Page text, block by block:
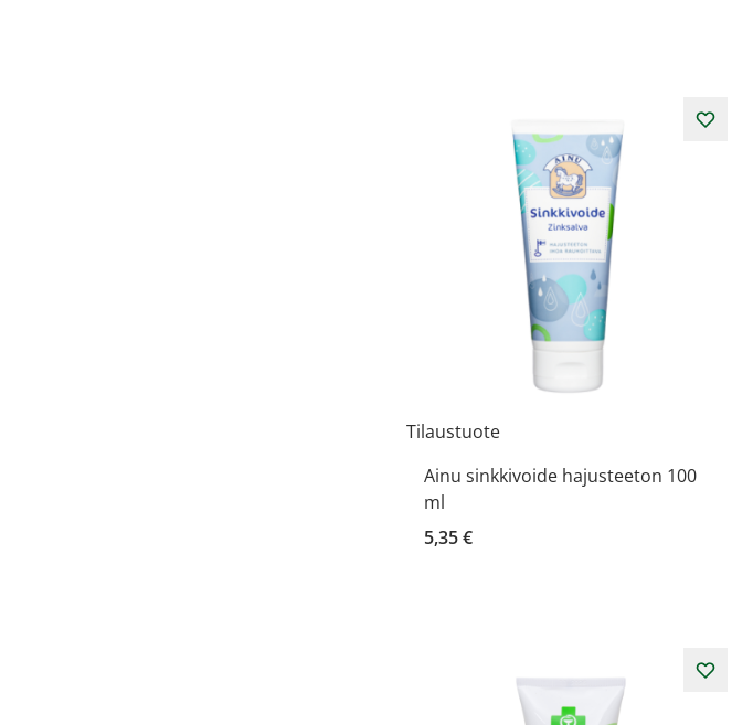
Tilaustuote
Ainu sinkkivoide hajusteeton 100
ml
5,35 €